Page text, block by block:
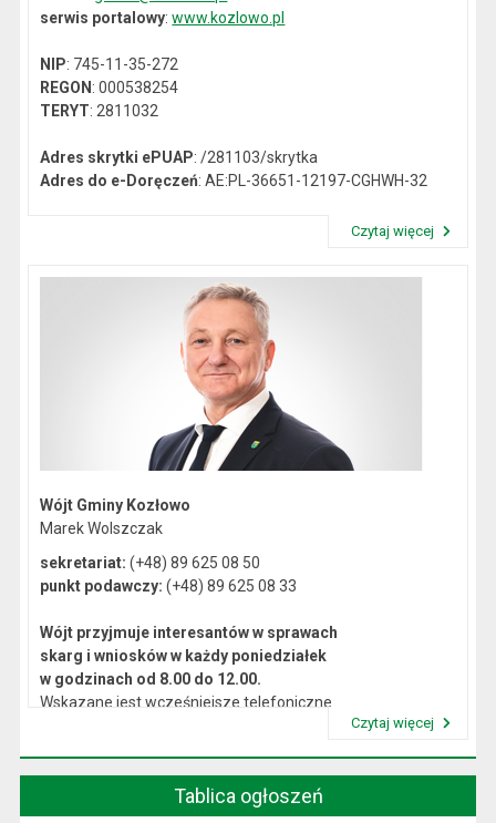
serwis portalowy:www.kozlowo.pl
NIP: 745-11-35-272
REGON: 000538254
TERYT: 2811032
Adres skrytki ePUAP: /281103/skrytka
Adres do e-Doręczeń: AE:PL-36651-12197-CGHWH-32
Czytaj więcej
Wójt Gminy Kozłowo
Marek Wolszczak
sekretariat: (+48) 89 625 08 50
punkt podawczy: (+48) 89 625 08 33
Wójt przyjmuje interesantów w sprawach
skarg i wniosków w każdy poniedziałek
w godzinach od 8.00 do 12.00.
Wskazane jest wcześniejsze telefoniczne
Czytaj więcej
Tablica ogłoszeń